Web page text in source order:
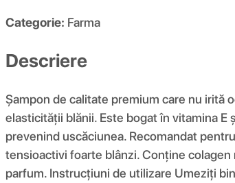
Categorie: Farma
Descriere
Șampon de calitate premium care nu irită
elasticității blănii. Este bogat în vitamina
prevenind uscăciunea. Recomandat
tensioactivi foarte blânzi. Conține colagen
parfum. Instrucțiuni de utilizare Umeziți